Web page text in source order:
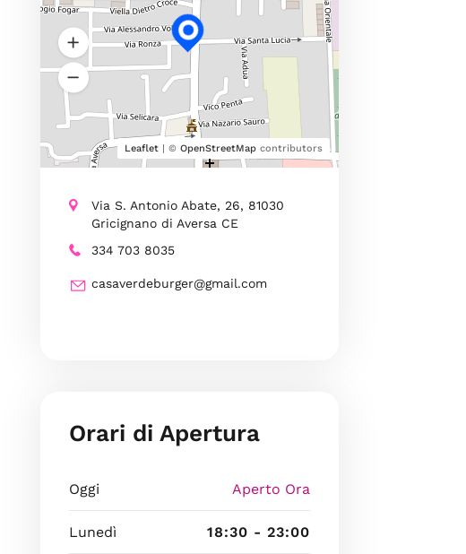
Leaflet| © OpenStreetMapcontributors
Via S. Antonio Abate, 26, 81030
Gricignano di Aversa CE
334 703 8035
casaverdeburger@gmail.com
Orari di Apertura
Oggi Aperto Ora
Lunedì 18:30 - 23:00